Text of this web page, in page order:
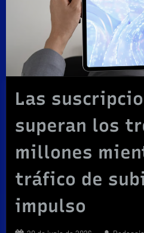
Las
superan los
millones
tráfico de
impulso